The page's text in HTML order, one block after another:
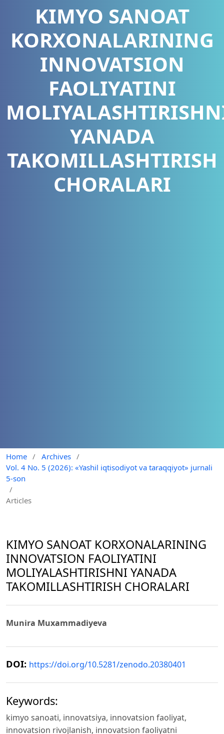
KIMYO SANOAT
KORXONALARINING
INNOVATSION
FAOLIYATINI
YANADA
TAKOMILLASHTIRISH
CHORALARI
Home / Archives /
Vol. 4 No. 5 (2026): «Yashil iqtisodiyot va taraqqiyot» jurnali
5-son
/
Articles
KIMYO SANOAT KORXONALARINING
INNOVATSION FAOLIYATINI
MOLIYALASHTIRISHNI YANADA
TAKOMILLASHTIRISH CHORALARI
Munira Muxammadiyeva
DOI: https://doi.org/10.5281/zenodo.20380401
Keywords:
kimyo sanoati, innovatsiya, innovatsion faoliyat,
innovatsion rivojlanish, innovatsion faoliyatni